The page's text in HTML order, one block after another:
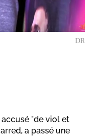
DR
"de viol et
a passé une